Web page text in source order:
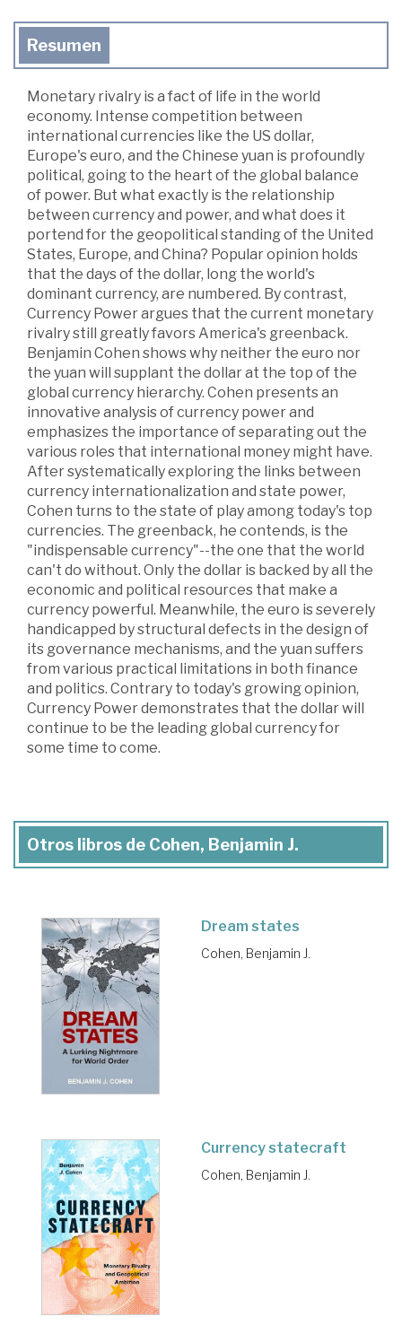
Resumen
Monetary rivalry is a fact of life in the world
economy. Intense competition between
international currencies like the US dollar,
Europe's euro, and the Chinese yuan is profoundly
political, going to the heart of the global balance
of power. But what exactly is the relationship
between currency and power, and what does it
portend for the geopolitical standing of the United
States, Europe, and China? Popular opinion holds
that the days of the dollar, long the world's
dominant currency, are numbered. By contrast,
Currency Power argues that the current monetary
rivalry still greatly favors America's greenback.
Benjamin Cohen shows why neither the euro nor
the yuan will supplant the dollar at the top of the
global currency hierarchy. Cohen presents an
innovative analysis of currency power and
emphasizes the importance of separating out the
various roles that international money might have.
After systematically exploring the links between
currency internationalization and state power,
Cohen turns to the state of play among today's top
currencies. The greenback, he contends, is the
"indispensable currency"--the one that the world
can't do without. Only the dollar is backed by all the
economic and political resources that make a
currency powerful. Meanwhile, the euro is severely
handicapped by structural defects in the design of
its governance mechanisms, and the yuan suffers
from various practical limitations in both finance
and politics. Contrary to today's growing opinion,
Currency Power demonstrates that the dollar will
continue to be the leading global currency for
some time to come.
Otros libros de Cohen, Benjamin J.
Dream states
Cohen, Benjamin J.
Currency statecraft
Cohen, Benjamin J.